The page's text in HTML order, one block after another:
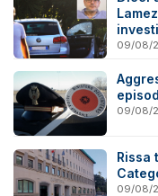
09/08/
09/08/
Rissa
09/08/